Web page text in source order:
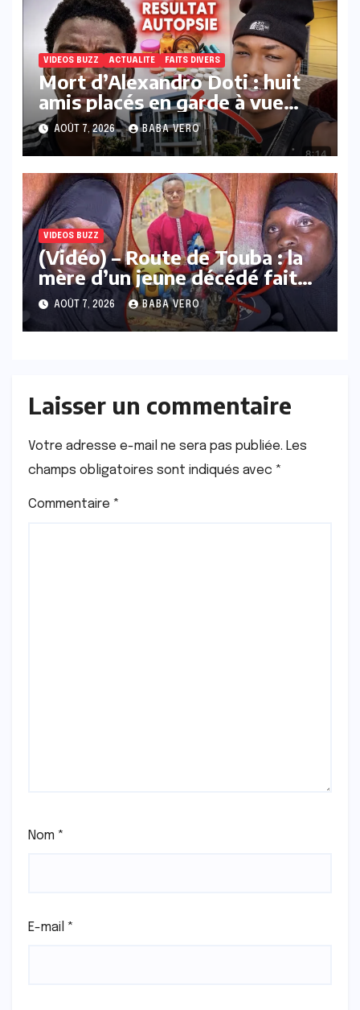
VIDEOS BUZZ ACTUALITE FAITS DIVERS
Mort d’Alexandro Doti : huit
amis placés en garde à vue
dans le cadre des
investigations
AOÛT 7, 2026 BABA VERO
VIDEOS BUZZ
(Vidéo) – Route de Touba : la
mère d’un jeune décédé fait
de nouvelles déclarations
AOÛT 7, 2026 BABA VERO
Laisser un commentaire
Votre adresse e-mail ne sera pas publiée. Les
champs obligatoires sont indiqués avec *
Commentaire *
Nom *
E-mail *